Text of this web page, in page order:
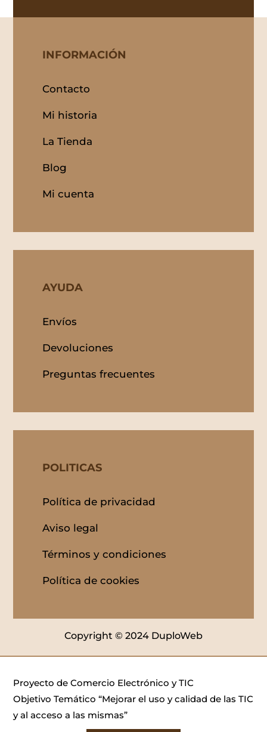
INFORMACIÓN
Contacto
Mi historia
La Tienda
Blog
Mi cuenta
AYUDA
Envíos
Devoluciones
Preguntas frecuentes
POLITICAS
Política de privacidad
Aviso legal
Términos y condiciones
Política de cookies
Copyright © 2024 DuploWeb
Proyecto de Comercio Electrónico y TIC
Objetivo Temático “Mejorar el uso y calidad de las TIC
y al acceso a las mismas”